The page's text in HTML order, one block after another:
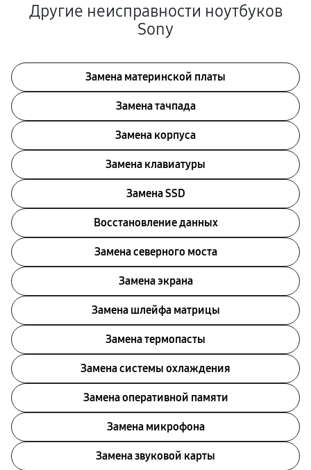
Другие неисправности ноутбуков
Sony
Замена материнской платы
Замена тачпада
Замена корпуса
Замена клавиатуры
Замена SSD
Восстановление данных
Замена северного моста
Замена экрана
Замена шлейфа матрицы
Замена термопасты
Замена системы охлаждения
Замена оперативной памяти
Замена микрофона
Замена звуковой карты